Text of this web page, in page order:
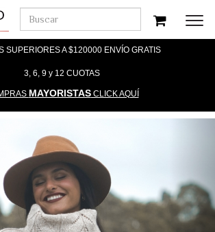
SUPERIORES A $120000 ENVÍO GRATIS
3, 6, 9 y 12 CUOTAS
MAYORISTASCLICK AQUÍ